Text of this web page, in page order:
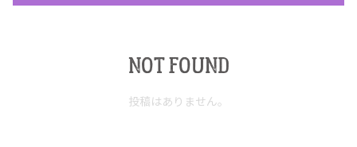
NOT FOUND
投稿はありません。